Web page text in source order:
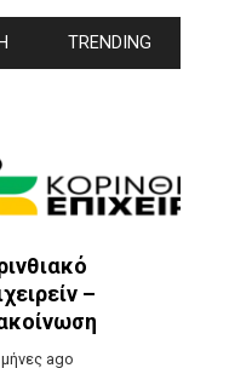
TRENDING
–
ago